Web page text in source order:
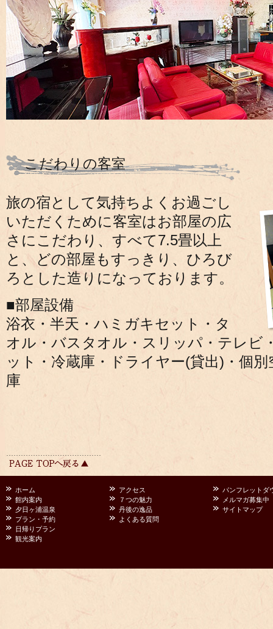
こだわりの客室
旅の宿として気持ちよくお過ごし
いただくために客室はお部屋の広
さにこだわり、すべて7.5畳以上
と、どの部屋もすっきり、ひろび
ろとした造りになっております。
■部屋設備
浴衣・半天・ハミガキセット・タ
オル・バスタオル・スリッパ・テレビ
ット・冷蔵庫・ドライヤー(貸出)・個
庫
ホーム
館内案内
夕日ヶ浦温泉
プラン・予約
日帰りプラン
観光案内
アクセス
７つの魅力
丹後の逸品
よくある質問
パンフレットダ
メルマガ募集中
サイトマップ